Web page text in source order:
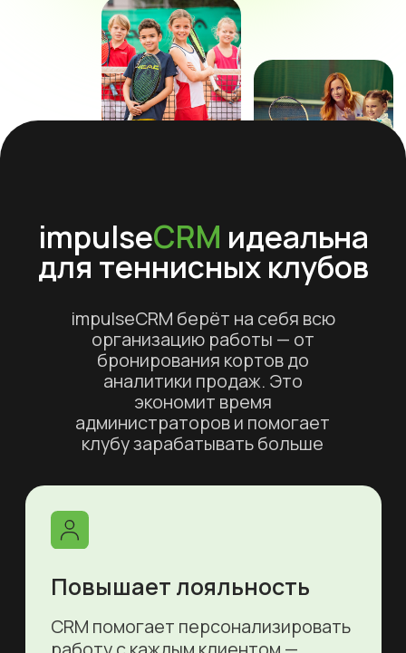
impulseCRM берёт на себя всю
организацию работы — от
бронирования кортов до
аналитики продаж. Это
экономит время
администраторов и помогает
клубу зарабатывать больше
CRM помогает персонализировать
работу с каждым клиентом —
поздравлять с днём рождения,
отправлять напоминания о
спецпредложениях. Всё это
повышает вовлечённость и
повторные продажи.
Упрощает бронирование
CRM для теннисного клуба
самостоятельно записываться на
корты и тренировки. Система
исключает двойные брони, ведёт
актуальную загрузку в реальном
времени.